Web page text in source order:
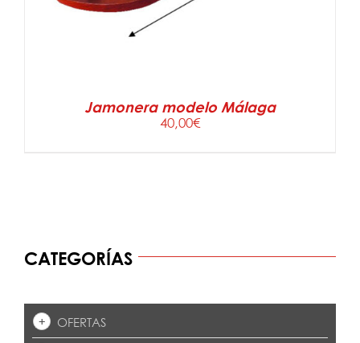
Jamonera modelo Málaga
40,00€
CATEGORÍAS
OFERTAS